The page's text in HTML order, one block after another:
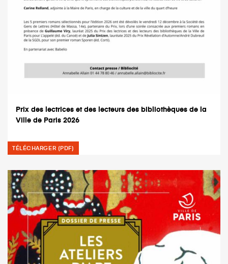
Prix des lectrices et des lecteurs des bibliothèques de la
Ville de Paris 2026
TÉLÉCHARGER (PDF)